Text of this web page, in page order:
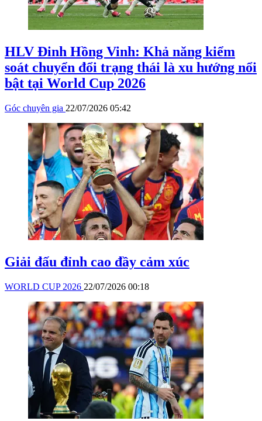
HLV Đinh Hồng Vinh: Khả năng kiểm
soát chuyển đổi trạng thái là xu hướng nổi
bật tại World Cup 2026
Góc chuyên gia 22/07/2026 05:42
Giải đấu đỉnh cao đầy cảm xúc
WORLD CUP 2026 22/07/2026 00:18